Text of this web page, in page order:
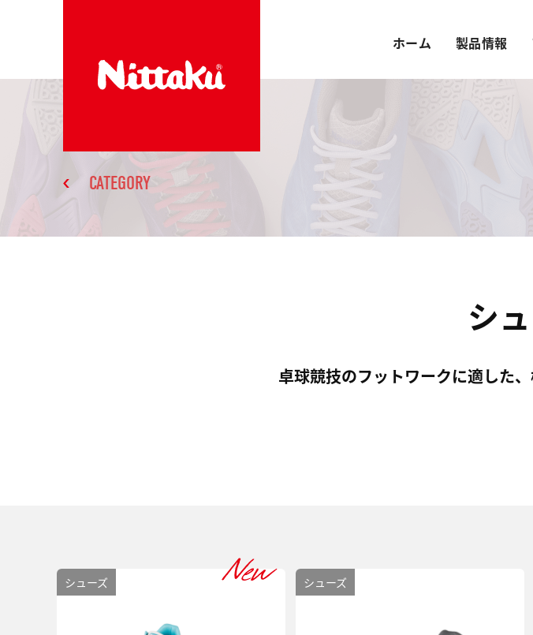
ホーム 製品情報
CATEGORY
シ
卓球競技のフットワークに適した、
シューズ シューズ